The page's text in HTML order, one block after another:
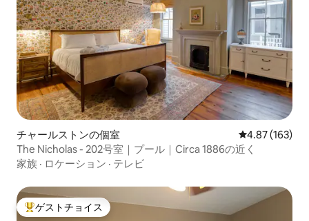
チャールストンの個室 レビュー163
4.87 (163)
The Nicholas - 202号室｜プール｜Circa 1886の近く
家族 · ロケーション · テレビ
大好評のゲストチョイスです。
ゲストチョイス